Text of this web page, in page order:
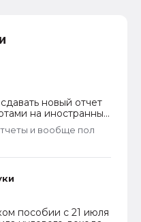
новый отчет
на иностранных
и вообще пол
пособии с 21 июля